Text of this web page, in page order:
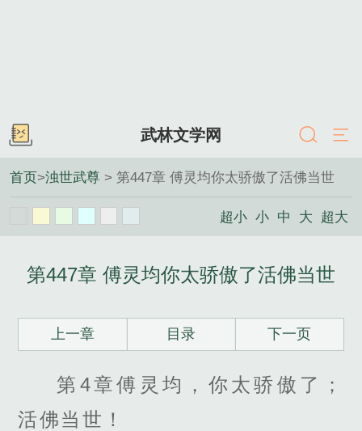
武林文学网
首页>浊世武尊 > 第447章 傅灵均你太骄傲了活佛当世
超小 小 中 大 超大
第447章 傅灵均你太骄傲了活佛当世
上一章 目录 下一页
第4章傅灵均，你太骄傲了；
活佛当世！